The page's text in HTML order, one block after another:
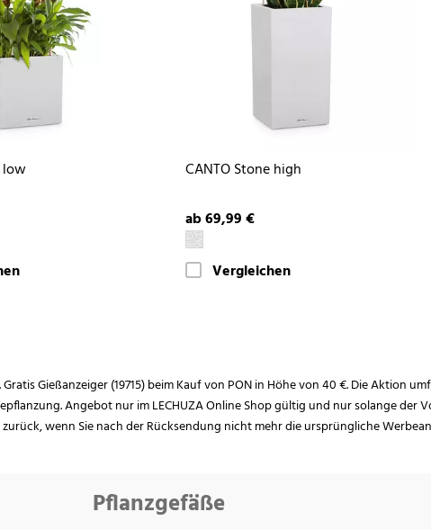
low CANTO Stone high
ab 69,99 €
Vergleichen
Gießanzeiger (19715) beim Kauf von PON in Höhe von 40 €. Die Aktion
Angebot nur im LECHUZA Online Shop gültig und nur solange der
wenn Sie nach der Rücksendung nicht mehr die ursprüngliche
Pflanzgefäße